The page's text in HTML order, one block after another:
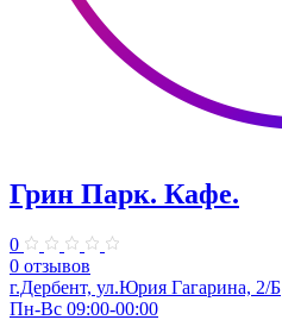
Грин Парк. Кафе.
0
0 отзывов
г.Дербент, ул.Юрия Гагарина, 2/Б
Пн-Вс 09:00-00:00